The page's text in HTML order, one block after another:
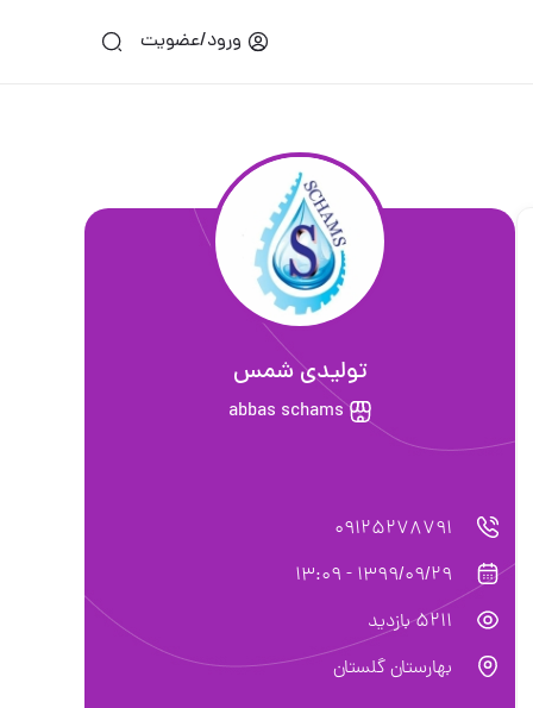
ورود/عضویت
تولیدی شمس
abbas schams
09125278791
1399/09/29 - 13:09
5211 بازدید
بهارستان گلستان